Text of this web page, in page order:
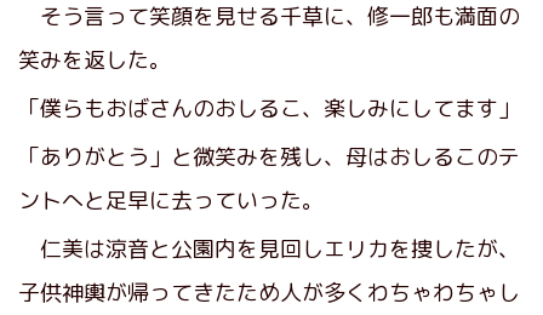
そう言って笑顔を見せる千草に、修一郎も満面の
笑みを返した。
「僕らもおばさんのおしるこ、楽しみにしてます」
「ありがとう」と微笑みを残し、母はおしるこのテ
ントへと足早に去っていった。
仁美は涼音と公園内を見回しエリカを捜したが、
子供神輿が帰ってきたため人が多くわちゃわちゃし